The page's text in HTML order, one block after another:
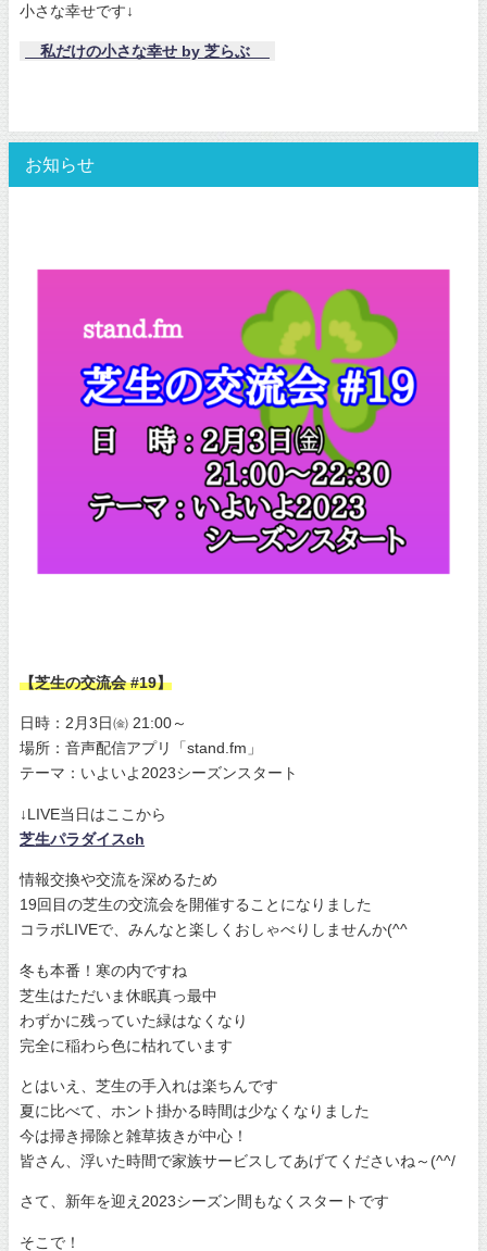
小さな幸せです↓
私だけの小さな幸せ by 芝らぶ
お知らせ
【芝生の交流会 #19】
日時：2月3日㈮ 21:00～
場所：音声配信アプリ「stand.fm」
テーマ：いよいよ2023シーズンスタート
↓LIVE当日はここから
芝生パラダイスch
情報交換や交流を深めるため
19回目の芝生の交流会を開催することになりました
コラボLIVEで、みんなと楽しくおしゃべりしませんか(^^
冬も本番！寒の内ですね
芝生はただいま休眠真っ最中
わずかに残っていた緑はなくなり
完全に稲わら色に枯れています
とはいえ、芝生の手入れは楽ちんです
夏に比べて、ホント掛かる時間は少なくなりました
今は掃き掃除と雑草抜きが中心！
皆さん、浮いた時間で家族サービスしてあげてくださいね～(^^/
さて、新年を迎え2023シーズン間もなくスタートです
そこで！